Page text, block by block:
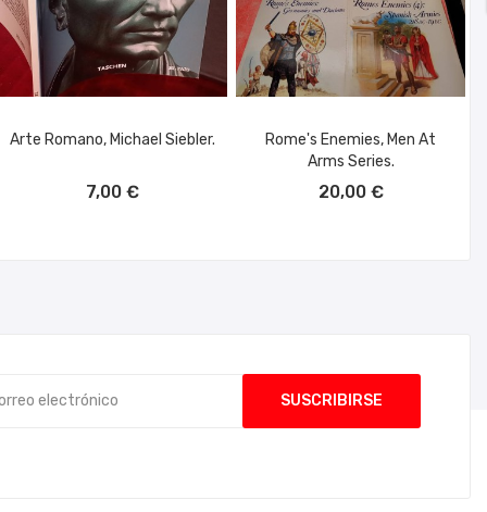
Arte Romano, Michael Siebler.
7,00 €
Rome's Enemies, Men At
Arms Series.
20,00 €